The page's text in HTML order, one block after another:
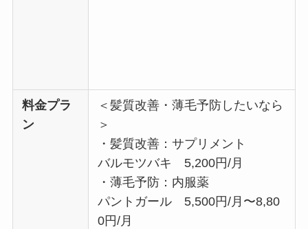
料金プラ
ン
＜髪質改善・薄毛予防したいなら
＞
・髪質改善：サプリメント
バルモツバキ 5,200円/月
・薄毛予防：内服薬
パントガール 5,500円/月〜8,80
0円/月